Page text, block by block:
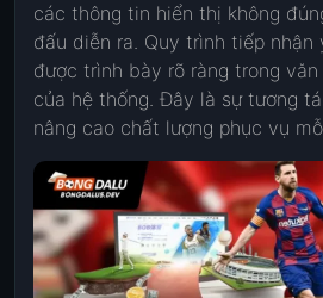
các thông tin hiển thị không
đấu diễn ra. Quy trình tiếp nhận
được trình bày rõ ràng trong
của hệ thống. Đây là sự tương
nâng cao chất lượng phục vụ